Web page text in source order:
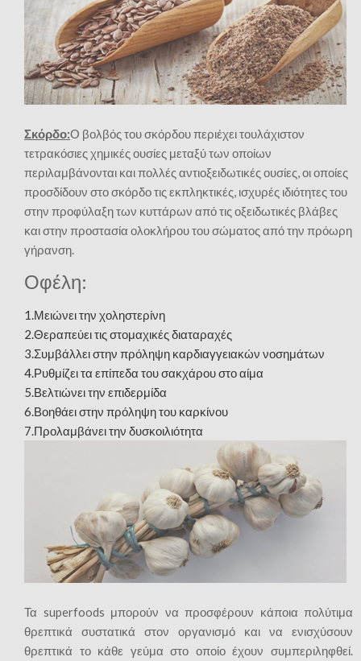
Σκόρδο:Ο βολβός του σκόρδου περιέχει τουλάχιστον
τετρακόσιες χημικές ουσίες μεταξύ των οποίων
περιλαμβάνονται και πολλές αντιοξειδωτικές ουσίες, οι οποίες
προσδίδουν στο σκόρδο τις εκπληκτικές, ισχυρές ιδιότητες του
στην προφύλαξη των κυττάρων από τις οξειδωτικές βλάβες
και στην προστασία ολοκλήρου του σώματος από την πρόωρη
γήρανση.
Οφέλη:
1.Μειώνει την χοληστερίνη
2.Θεραπεύει τις στομαχικές διαταραχές
3.Συμβάλλει στην πρόληψη καρδιαγγειακών νοσημάτων
4.Ρυθμίζει τα επίπεδα του σακχάρου στο αίμα
5.Βελτιώνει την επιδερμίδα
6.Βοηθάει στην πρόληψη του καρκίνου
7.Προλαμβάνει την δυσκοιλιότητα
Τα superfoods μπορούν να προσφέρουν κάποια πολύτιμα
θρεπτικά συστατικά στον οργανισμό και να ενισχύσουν
θρεπτικά το κάθε γεύμα στο οποίο έχουν συμπεριληφθεί.